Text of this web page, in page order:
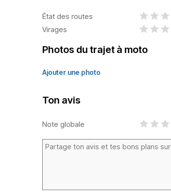
État des routes
Virages
Photos du trajet à moto
Ajouter une photo
Ton avis
Note globale